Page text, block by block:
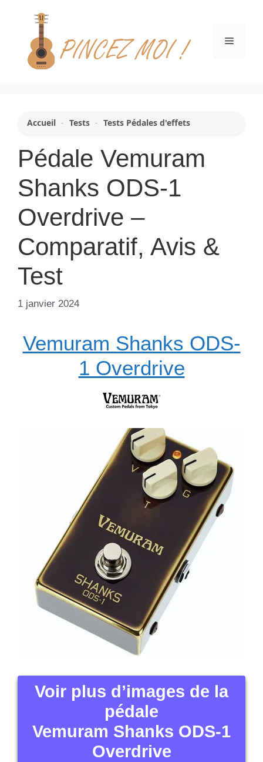
contenu
Menu
Accueil - Tests - Tests Pédales d'effets
Pédale Vemuram
Shanks ODS-1
Overdrive –
Comparatif, Avis &
Test
1 janvier 2024
Vemuram Shanks ODS-
1 Overdrive
Voir plus d’images de la
pédale
Vemuram Shanks ODS-1
Overdrive